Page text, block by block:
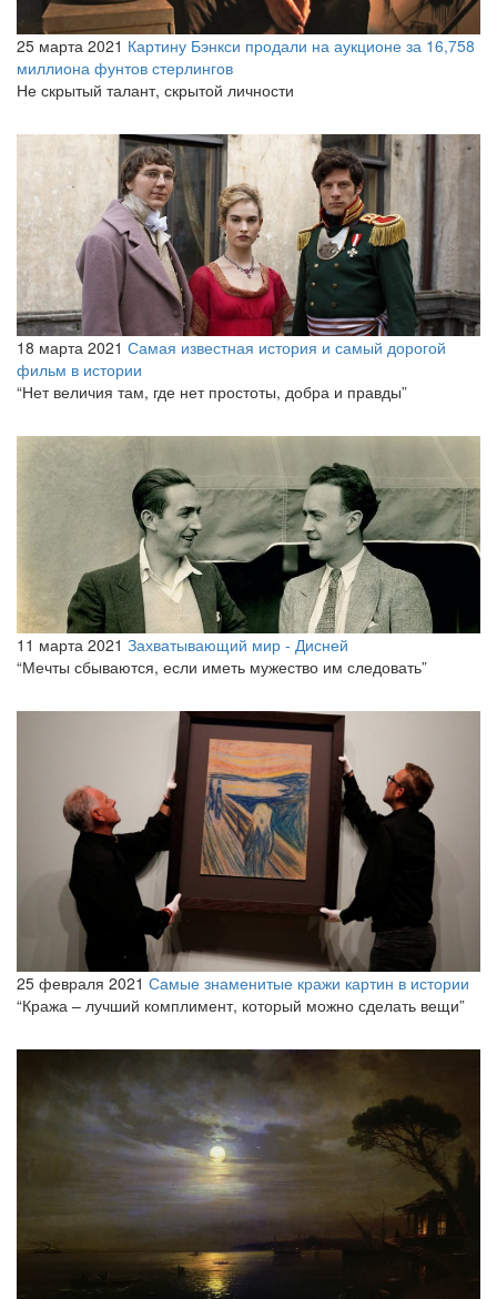
25 марта 2021 Картину Бэнкси продали на аукционе за 16,758
миллиона фунтов стерлингов
Не скрытый талант, скрытой личности
18 марта 2021 Самая известная история и самый дорогой
фильм в истории
“Нет величия там, где нет простоты, добра и правды”
11 марта 2021 Захватывающий мир - Дисней
“Мечты сбываются, если иметь мужество им следовать”
25 февраля 2021 Самые знаменитые кражи картин в истории
“Кража – лучший комплимент, который можно сделать вещи”